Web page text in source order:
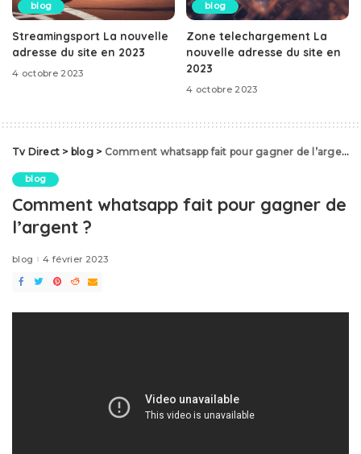
blog
Streamingsport La nouvelle
adresse du site en 2023
4 octobre 2023
blog
Zone telechargement La
nouvelle adresse du site en
2023
4 octobre 2023
Tv Direct > blog> Comment whatsapp fait pour gagner de l’argent ?
blog
Comment whatsapp fait pour gagner de
l’argent ?
blog 4 février 2023